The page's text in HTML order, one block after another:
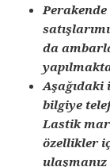
Perakende
da
bilgiye
Lastik
özellikler